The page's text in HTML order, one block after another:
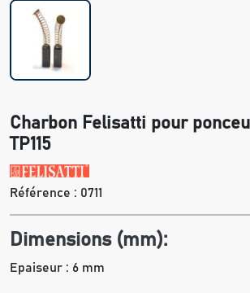
Charbon Felisatti pour
TP115
Référence : 0711
Dimensions (mm):
Epaiseur : 6 mm